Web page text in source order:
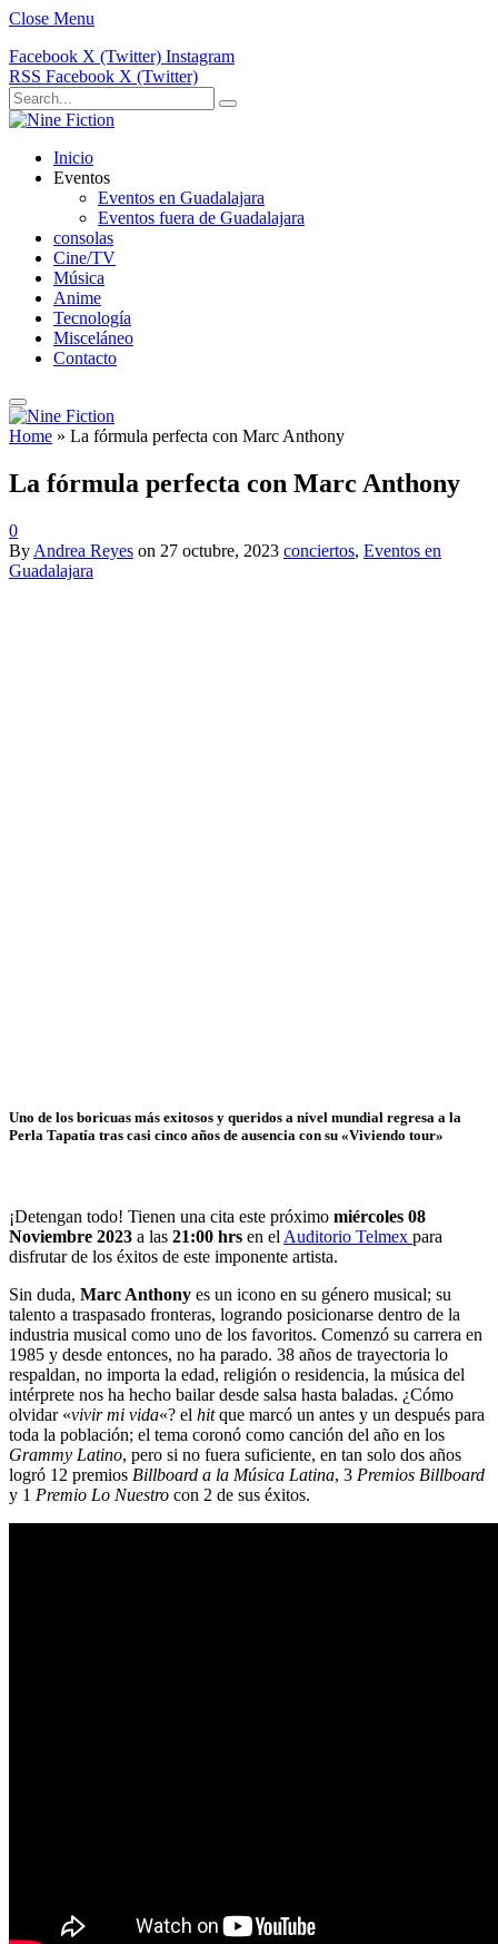
Close Menu
Facebook X (Twitter) Instagram
RSS Facebook X (Twitter)
Inicio
Eventos
Eventos en Guadalajara
Eventos fuera de Guadalajara
consolas
Cine/TV
Música
Anime
Tecnología
Misceláneo
Contacto
Home » La fórmula perfecta con Marc Anthony
La fórmula perfecta con Marc Anthony
0
By Andrea Reyes on 27 octubre, 2023 conciertos, Eventos en
Guadalajara
Uno de los boricuas más exitosos y queridos a nivel mundial regresa a la
Perla Tapatía tras casi cinco años de ausencia con su «Viviendo tour»
¡Detengan todo! Tienen una cita este próximo miércoles 08
Noviembre 2023 a las 21:00 hrs en el Auditorio Telmex para
disfrutar de los éxitos de este imponente artista.
Sin duda, Marc Anthony es un icono en su género musical; su
talento a traspasado fronteras, logrando posicionarse dentro de la
industria musical como uno de los favoritos. Comenzó su carrera en
1985 y desde entonces, no ha parado. 38 años de trayectoria lo
respaldan, no importa la edad, religión o residencia, la música del
intérprete nos ha hecho bailar desde salsa hasta baladas. ¿Cómo
olvidar «vivir mi vida«? el hitque marcó un antes y un después para
toda la población; el tema coronó como canción del año en los
Grammy Latino, pero si no fuera suficiente, en tan solo dos años
logró 12 premios Billboard a la Música Latina, 3 Premios Billboard
y 1 Premio Lo Nuestro con 2 de sus éxitos.